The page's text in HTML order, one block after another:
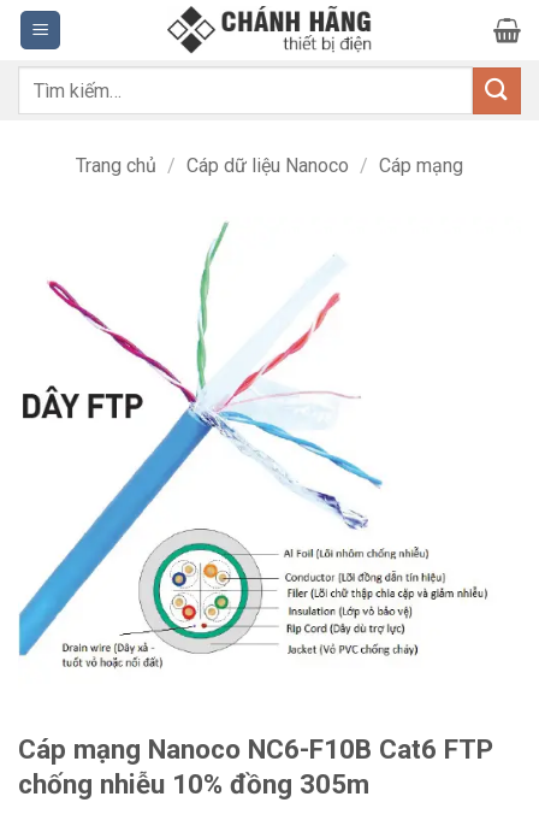
Bỏ
qua
nội
dung
Tìm
Trang chủ / Cáp dữ liệu Nanoco / Cáp mạng
Cáp mạng Nanoco NC6-F10B Cat6 FTP
chống nhiễu 10% đồng 305m